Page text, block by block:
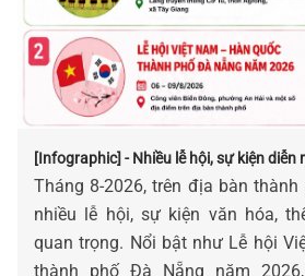
[Infographic] - Nhiều lễ hội, sự kiện
Tháng 8-2026, trên địa bàn
nhiều lễ hội, sự kiện văn hóa,
quan trọng. Nổi bật như Lễ hội
thành phố Đà Nẵng năm